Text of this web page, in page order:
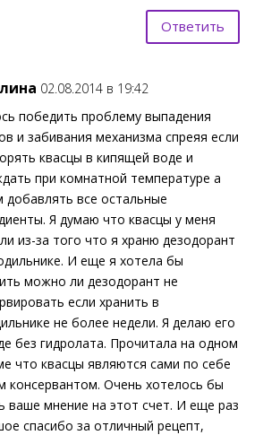
Ответить
02.08.2014 в 19:42
победить проблему выпадения
и забивания механизма спреяя если
квасцы в кипящей воде и
при комнатной температуре а
добавлять все остальные
Я думаю что квасцы у меня
из-за того что я храню дезодорант
И еще я хотела бы
можно ли дезодорант не
если хранить в
не более недели. Я делаю его
без гидролата. Прочитала на одном
что квасцы являются сами по себе
консервантом. Очень хотелось бы
ваше мнение на этот счет. И еще раз
спасибо за отличный рецепт,